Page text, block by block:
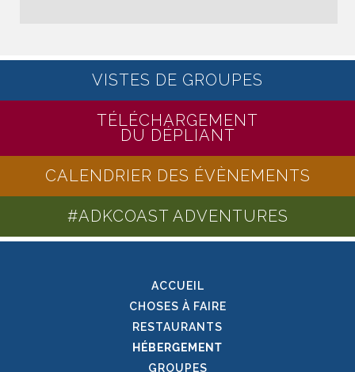
VISTES DE GROUPES
TÉLÉCHARGEMENT
DU DÉPLIANT
CALENDRIER DES ÉVÈNEMENTS
#ADKCOAST ADVENTURES
ACCUEIL
CHOSES À FAIRE
RESTAURANTS
HÉBERGEMENT
GROUPES